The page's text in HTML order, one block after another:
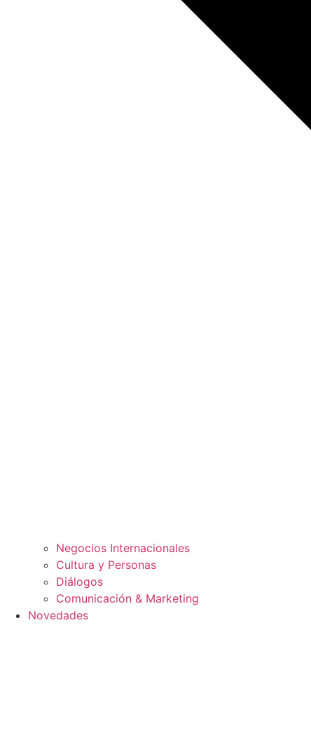
Negocios Internacionales
Cultura y Personas
Diálogos
Comunicación & Marketing
Novedades